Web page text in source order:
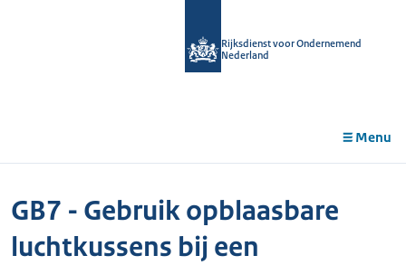
Rijksdienst voor Ondernemend
Nederland
Menu
GB7 - Gebruik opblaasbare
luchtkussens bij een